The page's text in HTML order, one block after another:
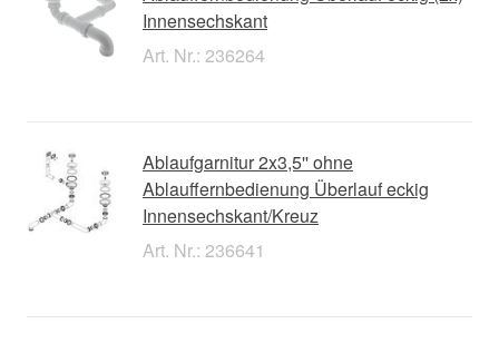
Innensechskant
Art. Nr.: 236264
Ablaufgarnitur 2x3,5'' ohne
Ablauffernbedienung Überlauf eckig
Innensechskant/Kreuz
Art. Nr.: 236641